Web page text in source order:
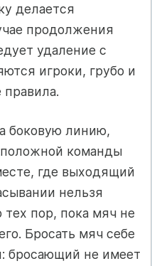
делается
продолжения
удаление с
игроки, грубо и
боковую линию,
команды
где выходя­щий
нельзя
тех пор, пока мяч не
Бросать мяч себе
бросающий не имеет